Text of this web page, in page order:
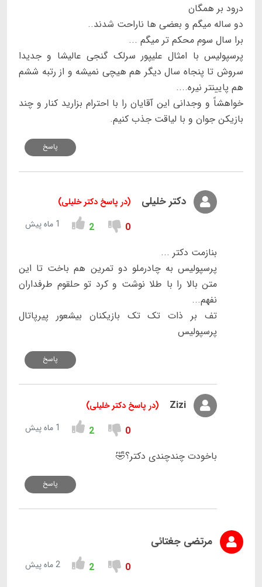
درود بر همگان
دو ساله میگم و بعضی ها ناراحت شدند..
برا سال سوم محکم تر میگم ...
پرسپولیس با امثال علیپور سرلک گنجی عالیشا و جدیدا
سروش تا پنجاه سال دیگر هم هیچی نمیشه و از رتبه ششم
هم پایینتر نیره....
خواهشاً و وجدانی این آقایان را با احترام بزارید کنار و چند
بازیکن جوان و با لیاقت جذب کنیم.
پاسخ
دکتر خلیلی (در پاسخ دکتر خلیلی)
0
2 1 ماه پیش
بنازمت دکتر ...
پرسپولیس به چادرملو دو تمرین هم باخت تا این
متن بالا را با طلا نوشت و کرد تو حلقوم طرفداران
نفهم...
تف بر ذات تک تک بازیکنان بیشعور پیرپاتال
پرسپولیس
پاسخ
Zizi (در پاسخ دکتر خلیلی)
0
2 1 ماه پیش
باخودت چندچندی دکتر؟🤣
پاسخ
مرتضی جغتائی
0
2 2 ماه پیش